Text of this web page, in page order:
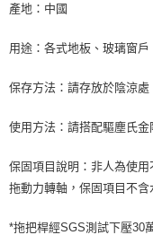
產地：中國
用途：各式地板、玻璃窗
保存方法：請存放於陰涼
使用方法：請搭配驅塵氏金
保固項目說明：非人為使
拖動力轉軸，保固項目不
*拖把桿經SGS測試下壓30